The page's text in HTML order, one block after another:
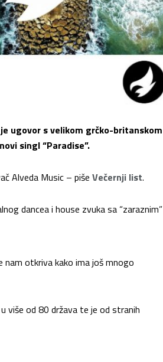
ugovor s velikom grčko-britanskom
singl “Paradise”.
Alveda Music – piše Večernji list.
dancea i house zvuka sa “zaraznim”
nam otkriva kako ima još mnogo
više od 80 država te je od stranih